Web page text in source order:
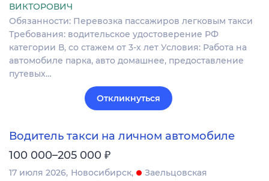
ВИКТОРОВИЧ
Обязанности: Перевозка пассажиров легковым такси
Требования: водительское удостоверение РФ
категории В, со стажем от 3-х лет Условия: Работа на
автомобиле парка, авто домашнее, предоставление
путевых…
Откликнуться
Водитель такси на личном автомобиле
100 000–205 000 ₽
17 июля 2026 Новосибирск
Заельцовская